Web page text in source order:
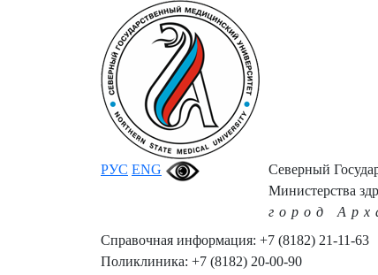
РУС ENG
Северный
Министерства
город
Справочная информация: +7 (8182) 21-11-63
Поликлиника: +7 (8182) 20-00-90